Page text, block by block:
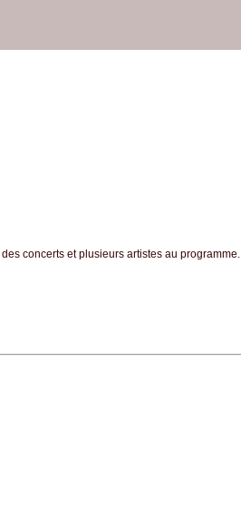
concerts et plusieurs artistes au programme.